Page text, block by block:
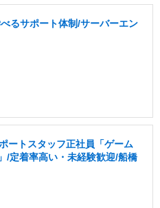
るサポート体制/サーバーエン
ートスタッフ正社員「ゲーム
/定着率高い・未経験歓迎/船橋